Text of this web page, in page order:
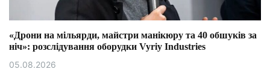
«Дрони на мільярди, майстри манікюру та 40 обшуків за
ніч»: розслідування оборудки Vyriy Industries
05.08.2026